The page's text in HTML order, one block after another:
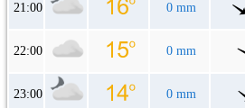
21:00 0 mm
22:00 0 mm
23:00 0 mm